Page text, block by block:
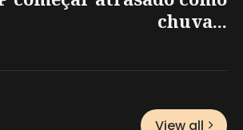
chuva...
View all